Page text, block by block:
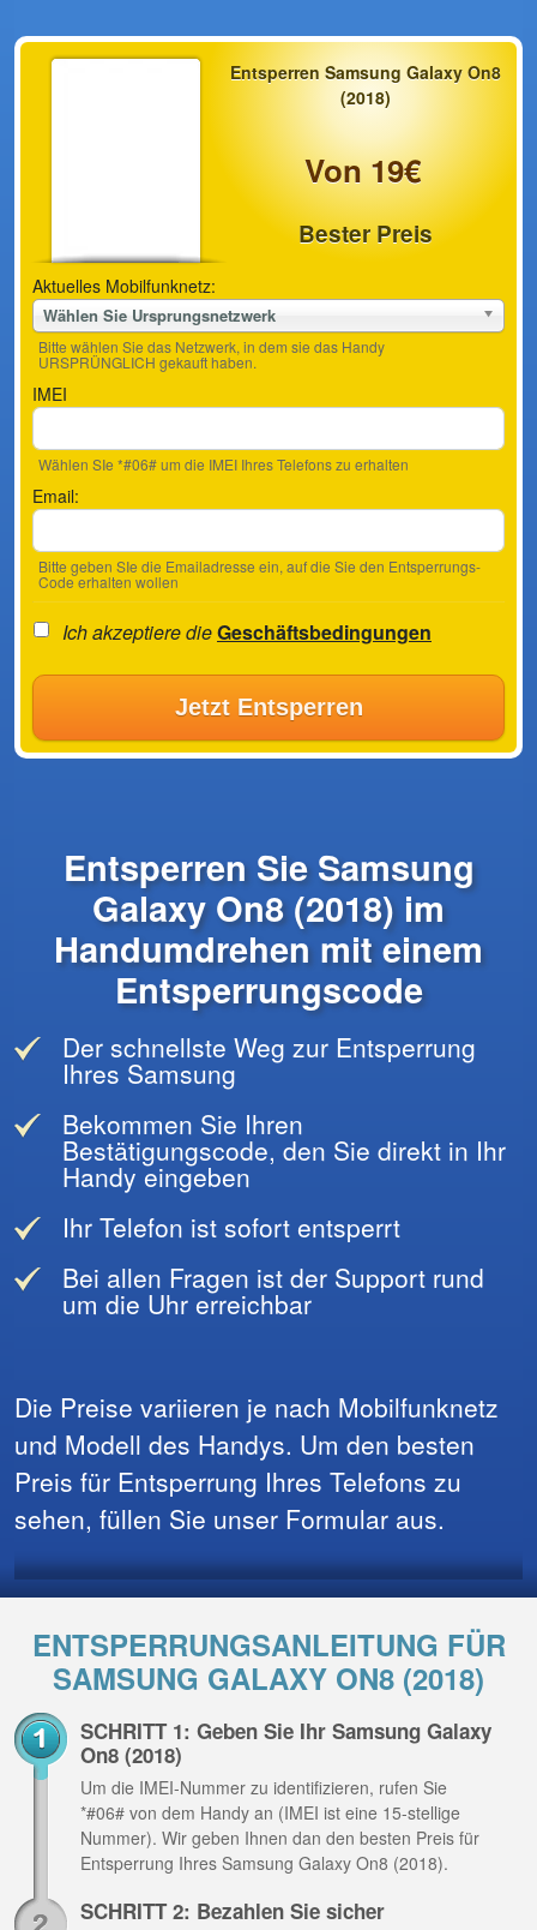
Entsperren Samsung Galaxy On8
(2018)
Von 19€
Bester Preis
Aktuelles Mobilfunknetz:
Wählen Sie Ursprungsnetzwerk
Bitte wählen Sie das Netzwerk, in dem sie das Handy
URSPRÜNGLICH gekauft haben.
IMEI
Wählen SIe *#06# um die IMEI Ihres Telefons zu erhalten
Email:
Bitte geben SIe die Emailadresse ein, auf die Sie den Entsperrungs-
Code erhalten wollen
Ich akzeptiere dieGeschäftsbedingungen
Jetzt Entsperren
Entsperren Sie Samsung
Galaxy On8 (2018) im
Handumdrehen mit einem
Entsperrungscode
Der schnellste Weg zur Entsperrung
Ihres Samsung
Bekommen Sie Ihren
Bestätigungscode, den Sie direkt in Ihr
Handy eingeben
Ihr Telefon ist sofort entsperrt
Bei allen Fragen ist der Support rund
um die Uhr erreichbar
Die Preise variieren je nach Mobilfunknetz
und Modell des Handys. Um den besten
Preis für Entsperrung Ihres Telefons zu
sehen, füllen Sie unser Formular aus.
ENTSPERRUNGSANLEITUNG FÜR
SAMSUNG GALAXY ON8 (2018)
SCHRITT 1: Geben Sie Ihr Samsung Galaxy
On8 (2018)
Um die IMEI-Nummer zu identifizieren, rufen Sie
*#06# von dem Handy an (IMEI ist eine 15-stellige
Nummer). Wir geben Ihnen dan den besten Preis für
Entsperrung Ihres Samsung Galaxy On8 (2018).
SCHRITT 2: Bezahlen Sie sicher